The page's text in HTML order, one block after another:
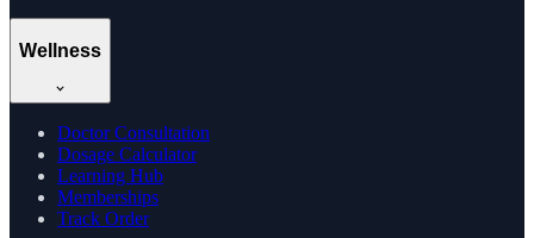
Wellness
Doctor Consultation
Dosage Calculator
Learning Hub
Memberships
Track Order